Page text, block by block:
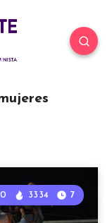
0 3334 7